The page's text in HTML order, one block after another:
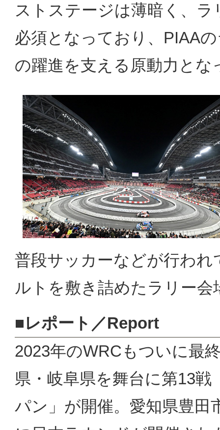
ストステージは薄暗く、
必須となっており、PIAA
の躍進を支える原動力とな
普段サッカーなどが行わ
ルトを敷き詰めたラリー会
■レポート／Report
2023年のWRCもついに最
県・岐阜県を舞台に第13
パン」が開催。愛知県豊